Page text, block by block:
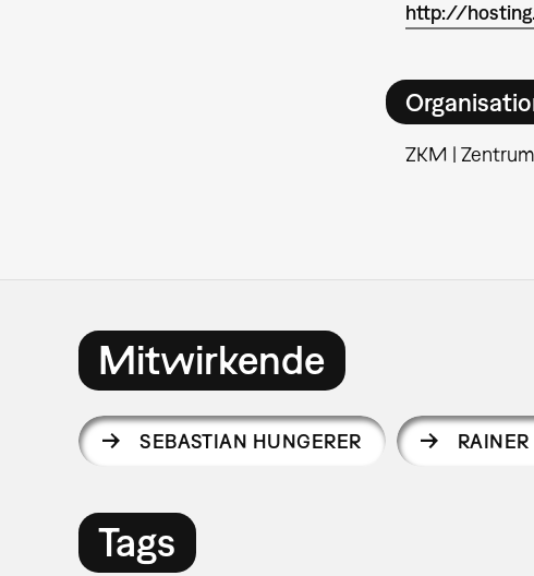
http://
ZKM |
Mitwirkende
SEBASTIAN HUNGERER RAINER
Tags